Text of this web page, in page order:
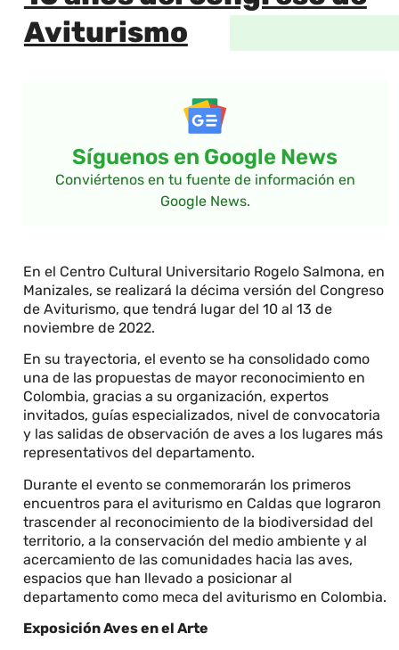
Aviturismo
Síguenos en Google News
Conviértenos en tu fuente de información en
Google News.
En el Centro Cultural Universitario Rogelo Salmona, en
Manizales, se realizará la décima versión del Congreso
de Aviturismo, que tendrá lugar del 10 al 13 de
noviembre de 2022.
En su trayectoria, el evento se ha consolidado como
una de las propuestas de mayor reconocimiento en
Colombia, gracias a su organización, expertos
invitados, guías especializados, nivel de convocatoria
y las salidas de observación de aves a los lugares más
representativos del departamento.
Durante el evento se conmemorarán los primeros
encuentros para el aviturismo en Caldas que lograron
trascender al reconocimiento de la biodiversidad del
territorio, a la conservación del medio ambiente y al
acercamiento de las comunidades hacia las aves,
espacios que han llevado a posicionar al
departamento como meca del aviturismo en Colombia.
Exposición Aves en el Arte